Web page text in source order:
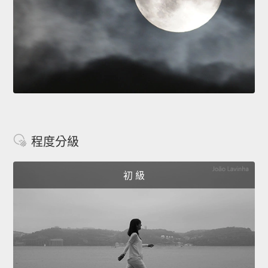
程度分級
初 級